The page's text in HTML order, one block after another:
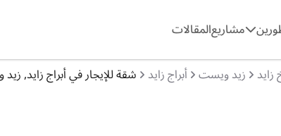
مشاريعالمقالات
زيد ويست أبراج زايد شقة للإيجار في أبراج زايد,